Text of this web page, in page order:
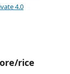
4.0
rice